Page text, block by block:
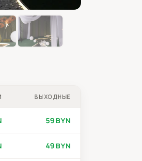
ВЫХОДНЫЕ
59 BYN
49 BYN